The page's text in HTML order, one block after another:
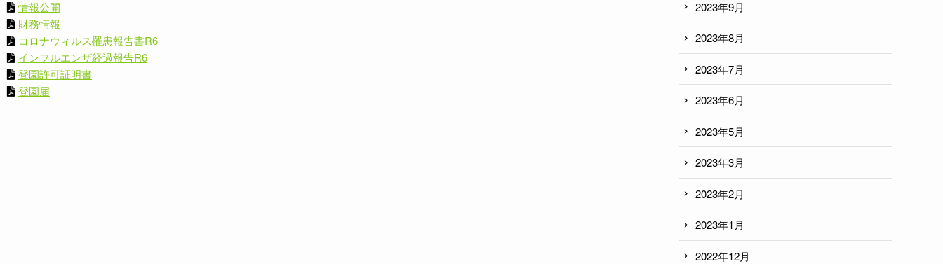
情報公開
財務情報
コロナウィルス罹患報告書R6
インフルエンザ経過報告R6
登園許可証明書
登園届
2023年9月
2023年8月
2023年7月
2023年6月
2023年5月
2023年3月
2023年2月
2023年1月
2022年12月